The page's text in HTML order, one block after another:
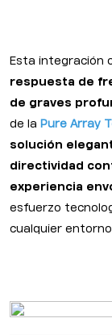
Esta integración
respuesta de
de graves
de la Pure Array
solución
directividad
experiencia
esfuerzo
cualquier